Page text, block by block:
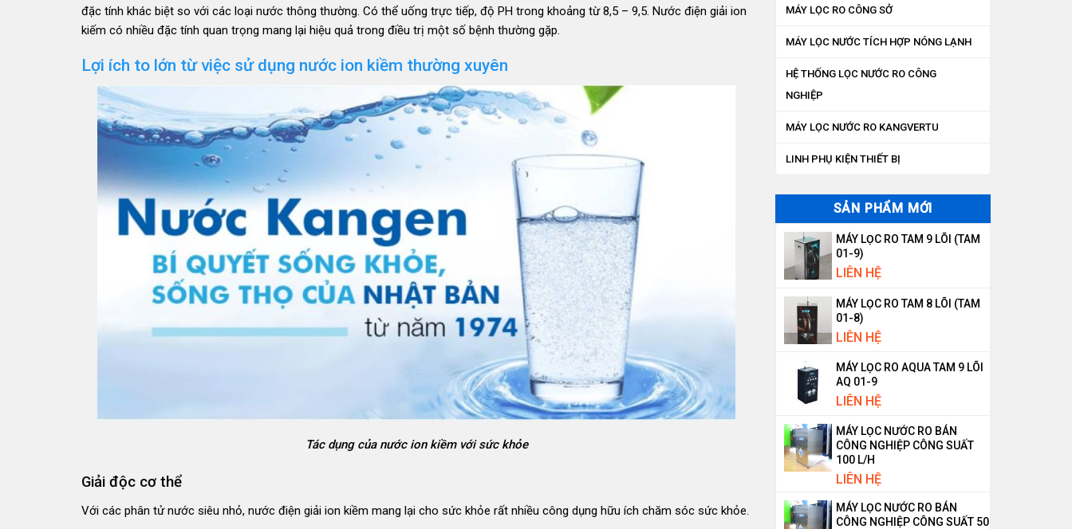
đặc tính khác biệt so với các loại nước thông thường. Có thể uống trực tiếp, độ PH trong khoảng từ 8,5 – 9,5. Nước điện giải ion
kiếm có nhiều đặc tính quan trọng mang lại hiệu quả trong điều trị một số bệnh thường gặp.
Lợi ích to lớn từ việc sử dụng nước ion kiềm thường xuyên
Tác dụng của nước ion kiềm với sức khỏe
Giải độc cơ thể
Với các phân tử nước siêu nhỏ, nước điện giải ion kiềm mang lại cho sức khỏe rất nhiều công dụng hữu ích chăm sóc sức khỏe.
MÁY LỌC RO CÔNG SỞ
MÁY LỌC NƯỚC TÍCH HỢP NÓNG LẠNH
HỆ THỐNG LỌC NƯỚC RO CÔNG
NGHIỆP
MÁY LỌC NƯỚC RO KANGVERTU
LINH PHỤ KIỆN THIẾT BỊ
SẢN PHẨM MỚI
MÁY LỌC RO TAM 9 LÕI (TAM
01-9)
LIÊN HỆ
MÁY LỌC RO TAM 8 LÕI (TAM
01-8)
LIÊN HỆ
MÁY LỌC RO AQUA TAM 9 LÕI
AQ 01-9
LIÊN HỆ
MÁY LỌC NƯỚC RO BÁN
CÔNG NGHIỆP CÔNG SUẤT
100 L/H
LIÊN HỆ
MÁY LỌC NƯỚC RO BÁN
CÔNG NGHIỆP CÔNG SUẤT 50